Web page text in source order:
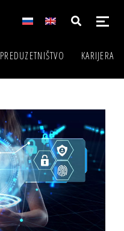
PREDUZETNIŠTVO KARIJERA